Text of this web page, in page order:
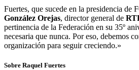
Fuertes, que sucede en la presidencia de
González Orejas, director general de
pertinencia de la Federación en su 35º
necesaria que nunca. Por eso, debemos
organización para seguir creciendo.»
Sobre Raquel Fuertes